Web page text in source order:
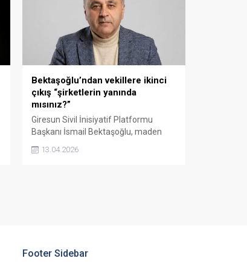
Bektaşoğlu’ndan vekillere ikinci
çıkış “şirketlerin yanında
mısınız?”
Giresun Sivil İnisiyatif Platformu
Başkanı İsmail Bektaşoğlu, maden
açıklamalarla siyasi tartışmayı
13.04.2026
Footer Sidebar